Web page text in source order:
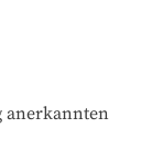
anerkannten